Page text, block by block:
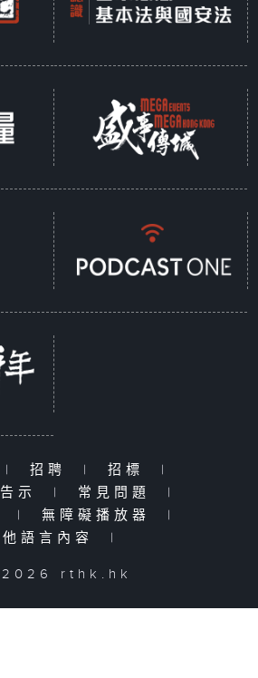
| 招聘 | 招標
|
示
| 常見問題
|
| 無障礙播放器
|
他語言內容
|
rthk.hk